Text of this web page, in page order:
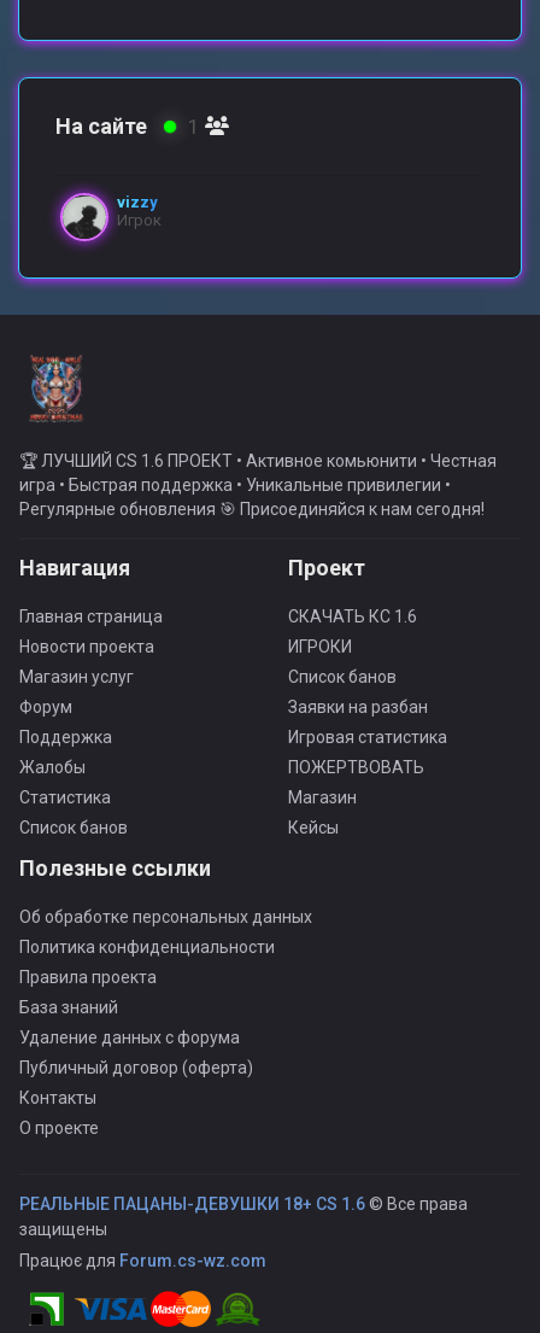
На сайте 1
vizzy
Игрок
🏆 ЛУЧШИЙ CS 1.6 ПРОЕКТ • Активное комьюнити • Честная
игра • Быстрая поддержка • Уникальные привилегии •
Регулярные обновления 🎯 Присоединяйся к нам сегодня!
Навигация
Главная страница
Новости проекта
Магазин услуг
Форум
Поддержка
Жалобы
Статистика
Список банов
Проект
СКАЧАТЬ КС 1.6
ИГРОКИ
Список банов
Заявки на разбан
Игровая статистика
ПОЖЕРТВОВАТЬ
Магазин
Кейсы
Полезные ссылки
Об обработке персональных данных
Политика конфиденциальности
Правила проекта
База знаний
Удаление данных с форума
Публичный договор (оферта)
Контакты
О проекте
РЕАЛЬНЫЕ ПАЦАНЫ-ДЕВУШКИ 18+ CS 1.6© Все права
защищены
Працює для Forum.cs-wz.com